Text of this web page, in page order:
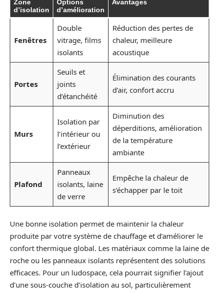
Zone
d’isolation
Options
d’amélioration
Avantages
Fenêtres
Double
vitrage, films
isolants
Réduction des pertes de
chaleur, meilleure
acoustique
Portes
Seuils et
joints
d’étanchéité
Élimination des courants
d’air, confort accru
Murs
Isolation par
l’intérieur ou
l’extérieur
Diminution des
déperditions, amélioration
de la température
ambiante
Plafond
Panneaux
isolants, laine
de verre
Empêche la chaleur de
s’échapper par le toit
Une bonne isolation permet de maintenir la chaleur
produite par votre système de chauffage et d’améliorer le
confort thermique global. Les matériaux comme la laine de
roche ou les panneaux isolants représentent des solutions
efficaces. Pour un ludospace, cela pourrait signifier l’ajout
d’une sous-couche d’isolation au sol, particulièrement